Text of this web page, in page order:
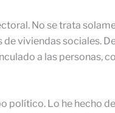
No se trata
viviendas sociales.
a las personas,
político. Lo he hecho